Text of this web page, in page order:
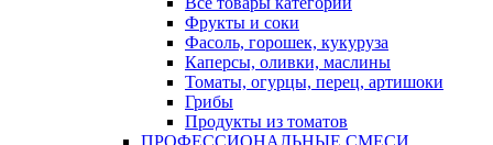
Фрукты и соки
Фасоль, горошек, кукуруза
Каперсы, оливки, маслины
Томаты, огурцы, перец, артишоки
Грибы
Продукты из томатов
ПРОФЕССИОНАЛЬНЫЕ СМЕСИ